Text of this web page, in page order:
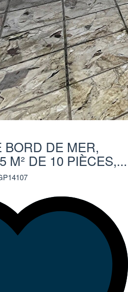
BORD DE MER,
M² DE 10 PIÈCES,...